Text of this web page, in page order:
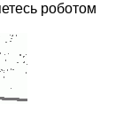
роботом